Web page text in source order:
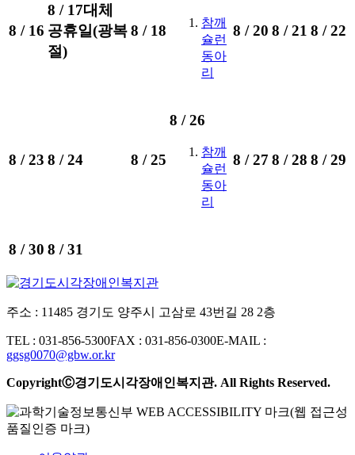
8 / 16
8 / 17대체
공휴일(광복
절)
8 / 18
참깨
슐런
동아
리
8 /20 8 /21 8 /22
8 /23 8 /24 8 /25
8 /26
참깨
슐런
동아
리
8 /27 8 /28 8 /29
8 /30 8 /31
주소 : 11485 경기도 양주시 고삼로 43번길 28 2층
TEL : 031-856-5300FAX : 031-856-0300E-MAIL :
ggsg0070@gbw.or.kr
CopyrightⒸ경기도시각장애인복지관. All Rights Reserved.